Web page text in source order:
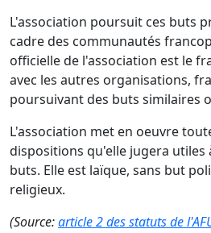
L'association poursuit ces buts
cadre des communautés
officielle de l'association est le
avec les autres organisations,
poursuivant des buts similaires
L'association met en oeuvre
dispositions qu'elle jugera utiles
buts. Elle est laïque, sans but
religieux.
(Source:article 2 des statuts de